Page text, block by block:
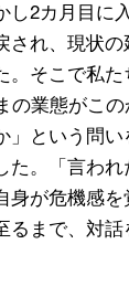
し2カ月目に
され、現状の
。そこで私た
の業態がこ
」という問
。「言われ
身が危機感
るまで、対